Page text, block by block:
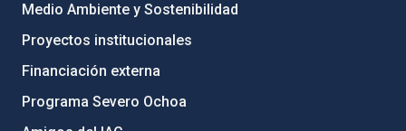
Medio Ambiente y Sostenibilidad
Proyectos institucionales
Financiación externa
Programa Severo Ochoa